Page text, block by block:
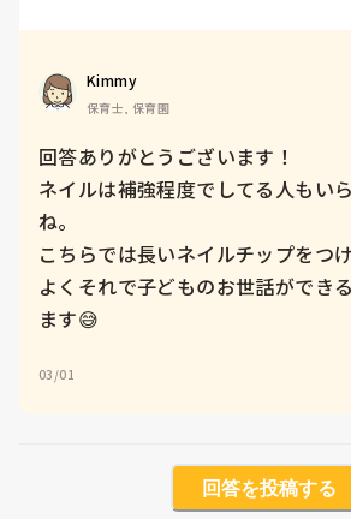
Kimmy
保育士, 保育園
回答ありがとうございます！
ネイルは補強程度でしてる人もい
ね。
こちらでは長いネイルチップをつ
よくそれで子どものお世話ができ
ます😅
03/01
回答を投稿する